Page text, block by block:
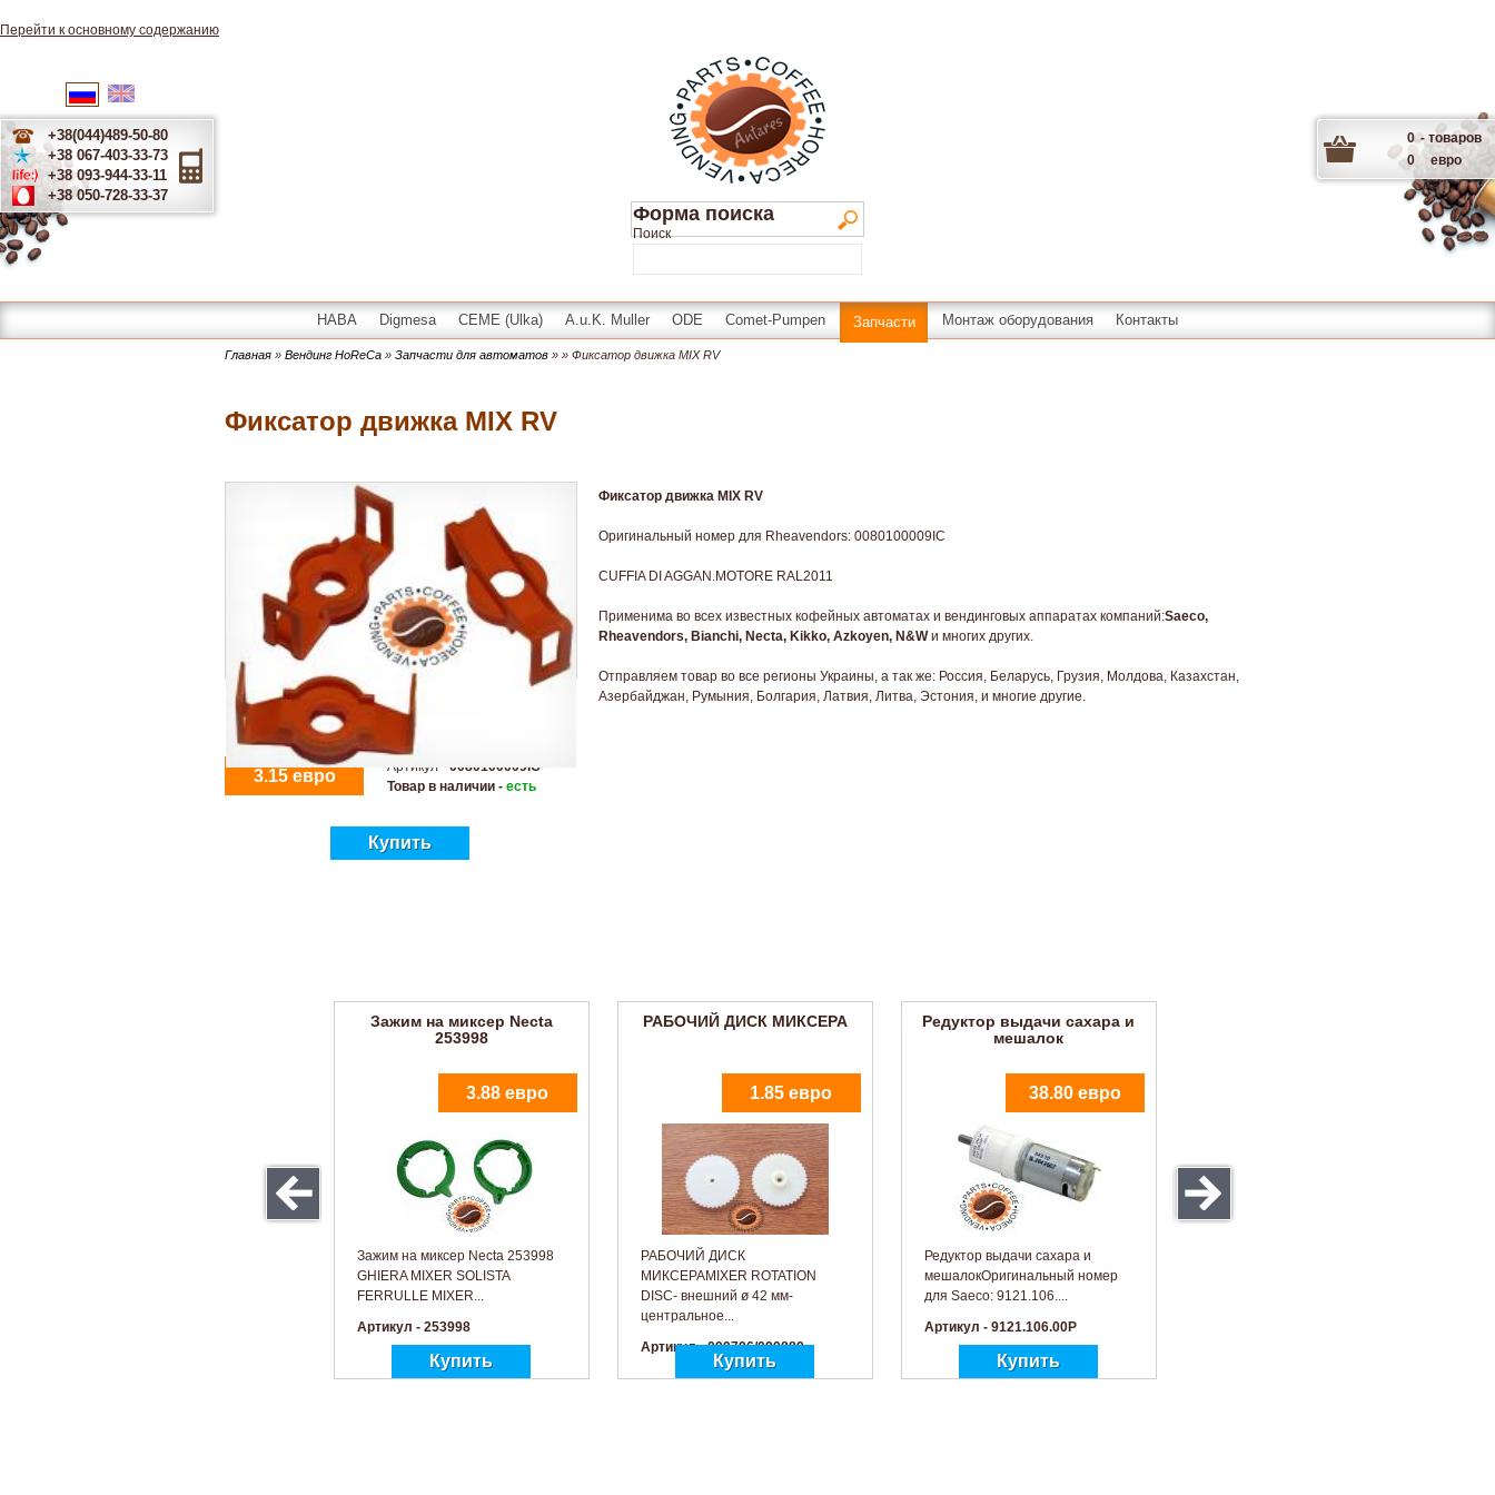
Перейти к основному содержанию
Русский
+38(044)489-50-80
+38 067-403-33-73
+38 093-944-33-11
+38 050-728-33-37
0 - товаров
0
евро
Форма поиска
Поиск
HABA Digmesa CEME (Ulka) A.u.K. Muller ODE Comet-Pumpen Запчасти Монтаж оборудования Контакты
Главная » Вендинг HoReCa » Запчасти для автоматов » » Фиксатор движка MIX RV
Фиксатор движка MIX RV
3.15 евро Артикул - 0080100009IC
Товар в наличии - есть
Купить
Фиксатор движка MIX RV
Оригинальный номер для Rheavendors: 0080100009IC
CUFFIA DI AGGAN.MOTORE RAL2011
Применима во всех известных кофейных автоматах и вендинговых аппаратах компаний:Saeco,
Rheavendors, Bianchi, Necta, Kikko, Azkoyen, N&Wи многих других.
Отправляем товар во все регионы Украины, а так же: Россия, Беларусь, Грузия, Молдова, Казахстан,
Азербайджан, Румыния, Болгария, Латвия, Литва, Эстония, и многие другие.
Зажим на миксер Necta
253998
3.88 евро
Зажим на миксер Necta 253998
GHIERA MIXER SOLISTA
FERRULLE MIXER...
Артикул - 253998
РАБОЧИЙ ДИСК МИКСЕРА
1.85 евро
РАБОЧИЙ ДИСК
МИКСЕРАMIXER ROTATION
DISC- внешний ø 42 мм-
центральное...
Артикул - 099796/099889
Редуктор выдачи сахара и
мешалок
38.80 евро
Редуктор выдачи сахара и
мешалокОригинальный номер
для Saeco: 9121.106....
Артикул - 9121.106.00P